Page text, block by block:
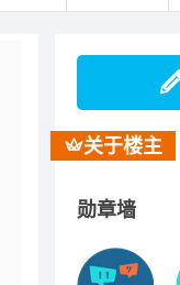
关于楼主
勋章墙